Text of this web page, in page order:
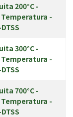
200°C -
Temperatura -
300°C -
Temperatura -
700°C -
Temperatura -